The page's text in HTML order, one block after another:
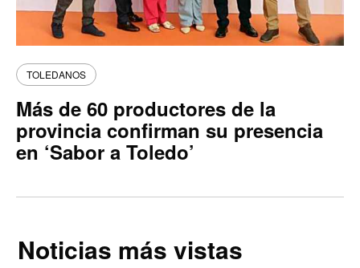
TOLEDANOS
Más de 60 productores de la
provincia confirman su presencia
en ‘Sabor a Toledo’
Noticias más vistas